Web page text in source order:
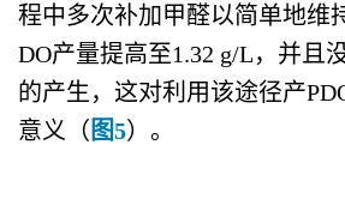
程中多次补加甲醛以简单地维
DO产量提高至1.32 g/L，并且
的产生，这对利用该途径产
意义（ 图5）。